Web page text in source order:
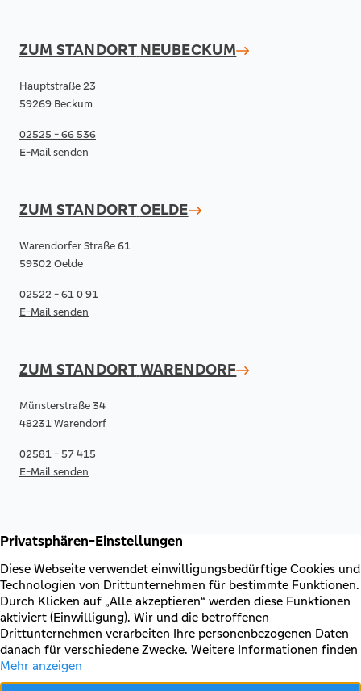
ZUM STANDORT NEUBECKUM
Hauptstraße 23
59269 Beckum
02525 - 66 536
E-Mail senden
ZUM STANDORTOELDE
Warendorfer Straße 61
59302 Oelde
02522 - 61 0 91
E-Mail senden
ZUM STANDORTWARENDORF
Münsterstraße 34
48231 Warendorf
02581 - 57 415
E-Mail senden
RECHTLICHES & KONTAKT
Kontakt
AGB & Sonderbedingungen
Erklärung zur Barrierefreiheit
Impressum
Datenschutz